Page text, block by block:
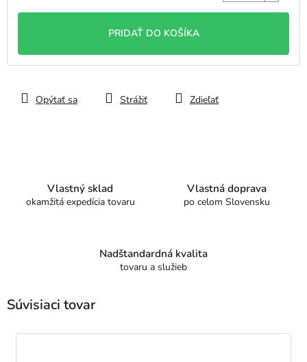
PRIDAŤ DO KOŠÍKA
Opýtať sa Strážiť Zdieľať
Vlastný sklad
okamžitá expedícia tovaru
Vlastná doprava
po celom Slovensku
Nadštandardná kvalita
tovaru a služieb
Súvisiaci tovar